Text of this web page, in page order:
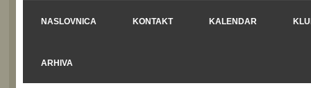
NASLOVNICA KONTAKT KALENDAR
ARHIVA